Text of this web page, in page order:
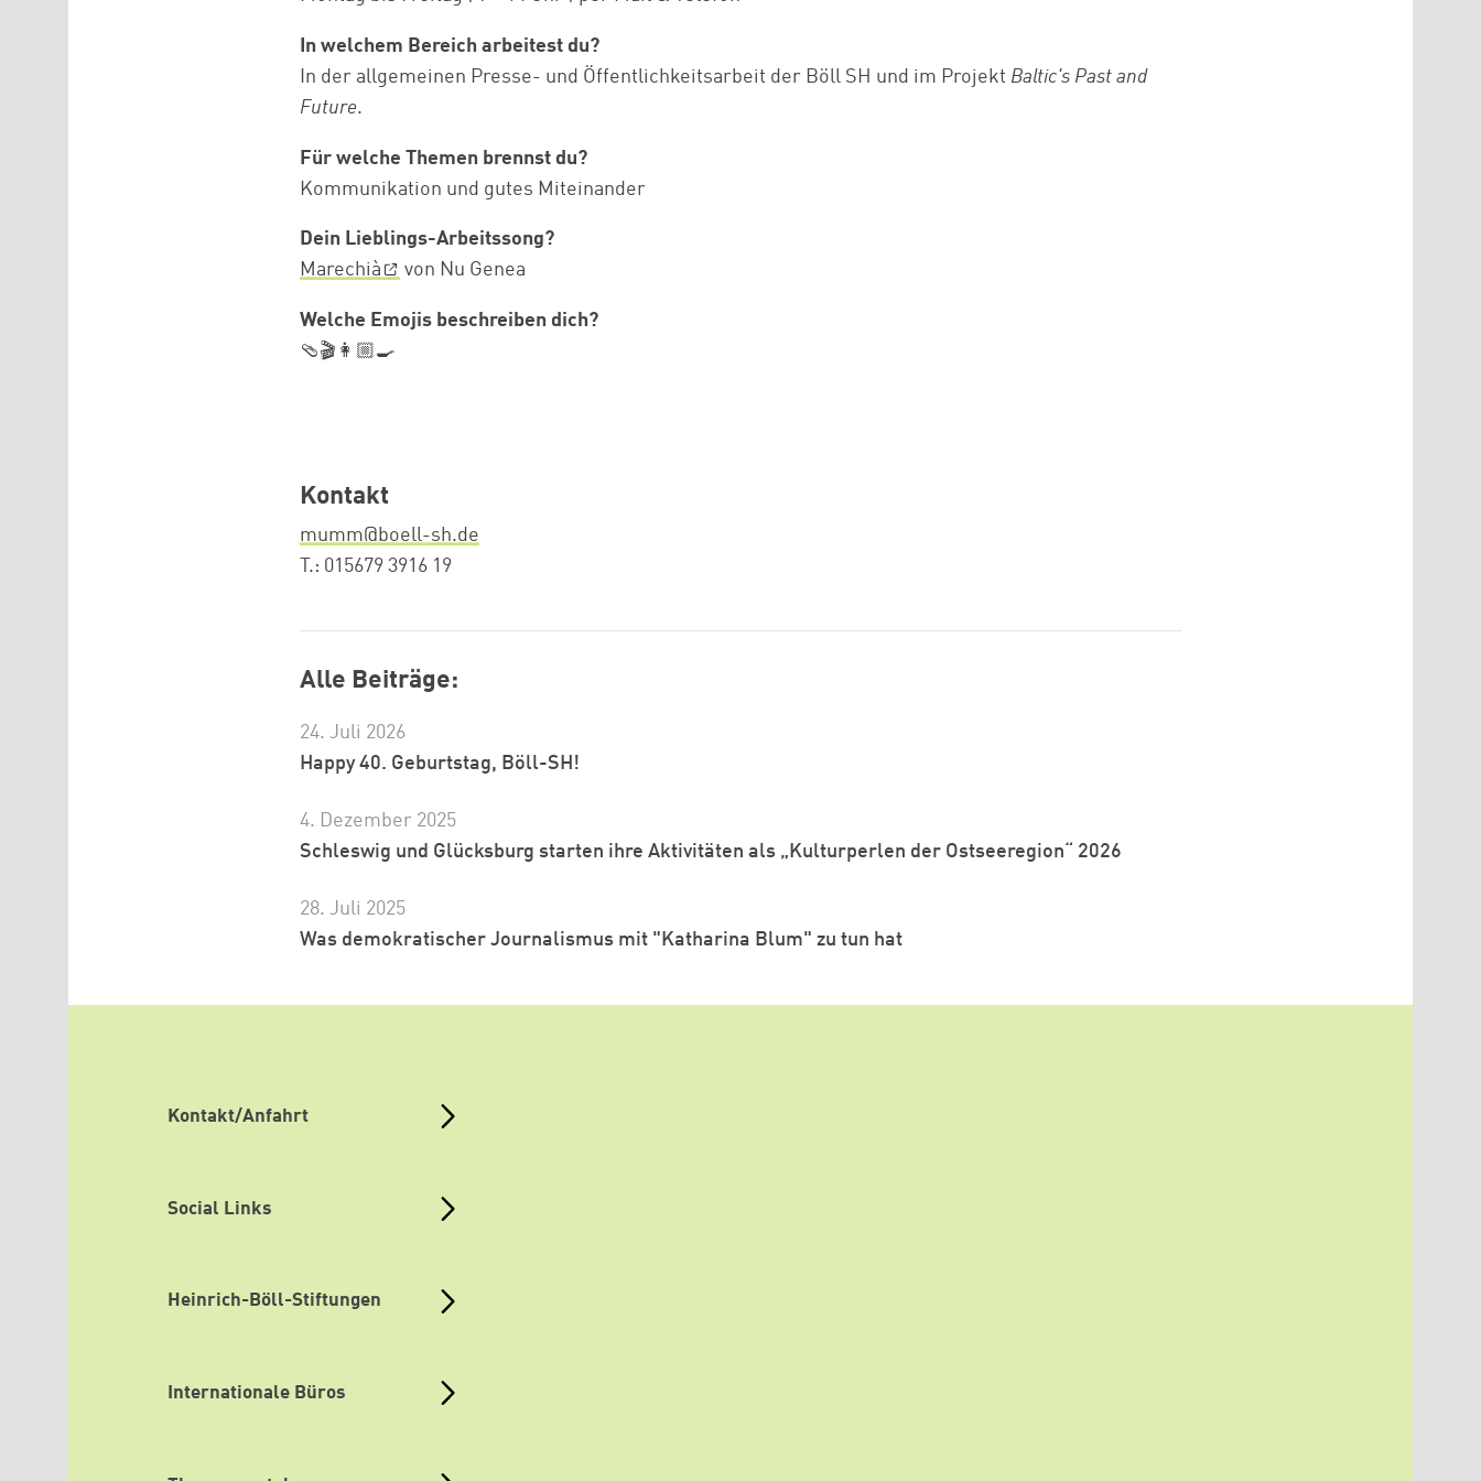
In welchem Bereich arbeitest du?
In der allgemeinen Presse- und Öffentlichkeitsarbeit der Böll SH und im Projekt Baltic's Past and
Future.
Für welche Themen brennst du?
Kommunikation und gutes Miteinander
Dein Lieblings-Arbeitssong?
Marechià
von Nu Genea
Welche Emojis beschreiben dich?
🩴🎬👩🏼‍🍳
Kontakt
mumm@boell-sh.de
T.: 015679 3916 19
Alle Beiträge:
24. Juli 2026
Happy 40. Geburtstag, Böll-SH!
4. Dezember 2025
Schleswig und Glücksburg starten ihre Aktivitäten als „Kulturperlen der Ostseeregion“ 2026
28. Juli 2025
Was demokratischer Journalismus mit "Katharina Blum" zu tun hat
Kontakt/Anfahrt
Social Links
Heinrich-Böll-Stiftungen
Internationale Büros